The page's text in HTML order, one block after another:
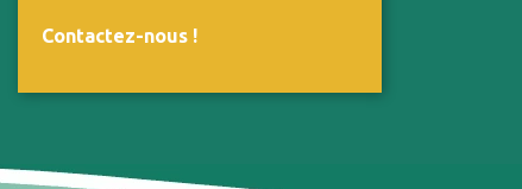
Contactez-nous !